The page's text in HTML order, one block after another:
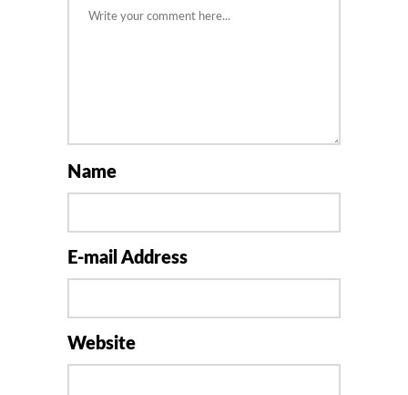
Name
E-mail Address
Website